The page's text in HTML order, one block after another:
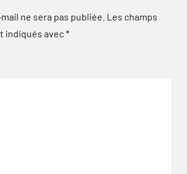
ne sera pas publiée. Les champs
indiqués avec*